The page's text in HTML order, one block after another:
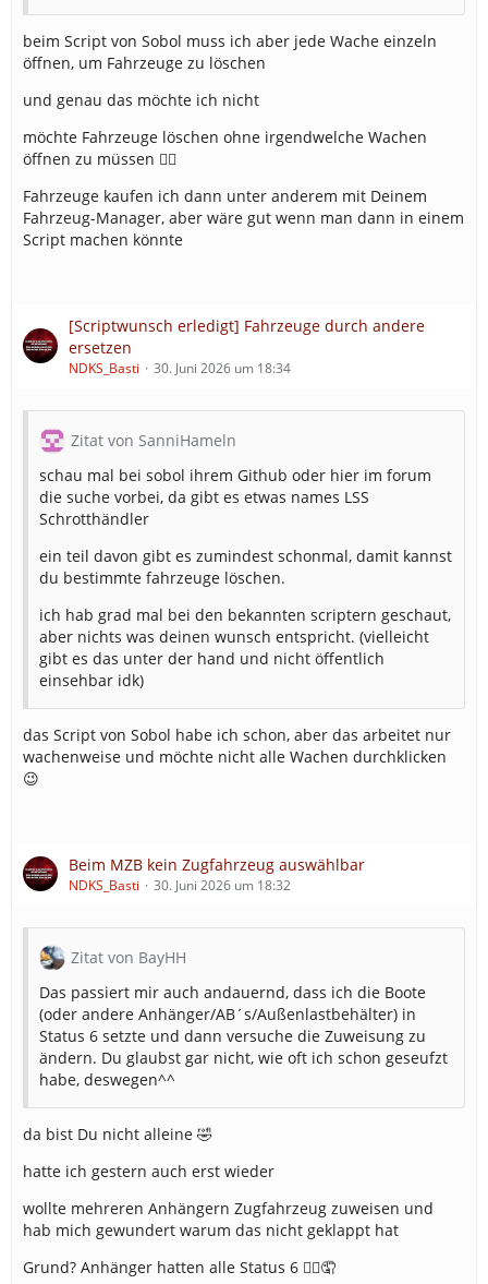
beim Script von Sobol muss ich aber jede Wache einzeln
öffnen, um Fahrzeuge zu löschen
und genau das möchte ich nicht
möchte Fahrzeuge löschen ohne irgendwelche Wachen
öffnen zu müssen 🤷‍♂️
Fahrzeuge kaufen ich dann unter anderem mit Deinem
Fahrzeug-Manager, aber wäre gut wenn man dann in einem
Script machen könnte
[Scriptwunsch erledigt] Fahrzeuge durch andere
ersetzen
NDKS_Basti 30. Juni 2026 um 18:34
Zitat von SanniHameln
schau mal bei sobol ihrem Github oder hier im forum
die suche vorbei, da gibt es etwas names LSS
Schrotthändler
ein teil davon gibt es zumindest schonmal, damit kannst
du bestimmte fahrzeuge löschen.
ich hab grad mal bei den bekannten scriptern geschaut,
aber nichts was deinen wunsch entspricht. (vielleicht
gibt es das unter der hand und nicht öffentlich
einsehbar idk)
das Script von Sobol habe ich schon, aber das arbeitet nur
wachenweise und möchte nicht alle Wachen durchklicken
😉
Beim MZB kein Zugfahrzeug auswählbar
NDKS_Basti 30. Juni 2026 um 18:32
Zitat von BayHH
Das passiert mir auch andauernd, dass ich die Boote
(oder andere Anhänger/AB´s/Außenlastbehälter) in
Status 6 setzte und dann versuche die Zuweisung zu
ändern. Du glaubst gar nicht, wie oft ich schon geseufzt
habe, deswegen^^
da bist Du nicht alleine 🤣
hatte ich gestern auch erst wieder
wollte mehreren Anhängern Zugfahrzeug zuweisen und
hab mich gewundert warum das nicht geklappt hat
Grund? Anhänger hatten alle Status 6 🤷‍♂️🤦